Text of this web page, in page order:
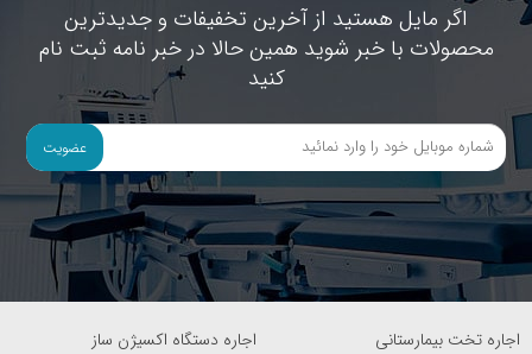
اگر مایل هستید از آخرین تخفیفات و جدیدترین
محصولات با خبر شوید همین حالا در خبر نامه ثبت نام
کنید
عضویت
اجاره تخت بیمارستانی
اجاره دستگاه اکسیژن ساز